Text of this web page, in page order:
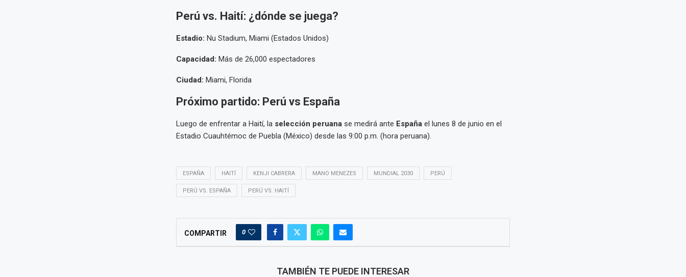
Perú vs. Haití: ¿dónde se juega?
Estadio: Nu Stadium, Miami (Estados Unidos)
Capacidad: Más de 26,000 espectadores
Ciudad: Miami, Florida
Próximo partido: Perú vs España
Luego de enfrentar a Haití, la selección peruanase medirá ante España el lunes 8 de junio en el
Estadio Cuauhtémoc de Puebla (México) desde las 9:00 p.m. (hora peruana).
ESPAÑA HAITÍ KENJI CABRERA MANO MENEZES MUNDIAL 2030 PERÚ
PERÚ VS. ESPAÑA PERÚ VS. HAITÍ
COMPARTIR 0
TAMBIÉN TE PUEDE INTERESAR